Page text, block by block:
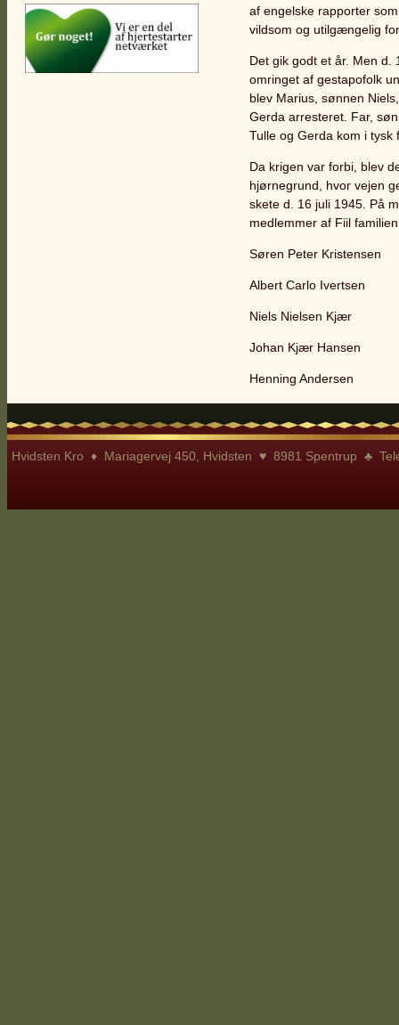
af engelske rapporter
vildsom og utilgængelig
Det gik godt et år. Men d.
omringet af gestapofolk
blev Marius, sønnen
Gerda arresteret. Far,
Tulle og Gerda kom i tysk
Da krigen var forbi, blev
hjørnegrund, hvor vejen
skete d. 16 juli 1945. På
medlemmer af Fiil
Søren Peter Kristensen
Albert Carlo Ivertsen
Niels Nielsen Kjær
Johan Kjær Hansen
Henning Andersen
Hvidsten Kro ♦ Mariagervej 450, Hvidsten ♥ 8981 Spentrup ♣